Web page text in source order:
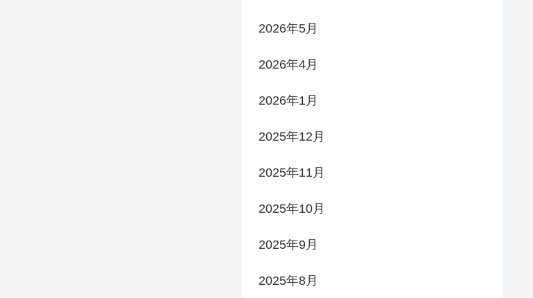
2026年5月
2026年4月
2026年1月
2025年12月
2025年11月
2025年10月
2025年9月
2025年8月